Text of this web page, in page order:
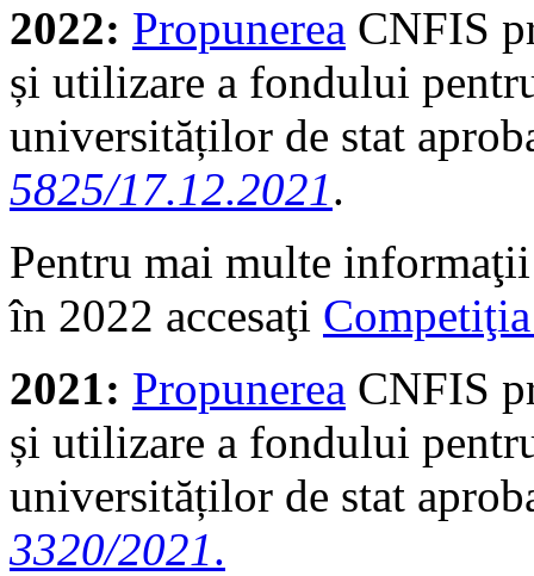
2022: Propunerea CNFIS
și utilizare a fondului
universităților de stat
5825/17.12.2021.
Pentru mai multe
în 2022 accesaţi
2021: Propunerea CNFIS
și utilizare a fondului
universităților de stat
3320/2021.